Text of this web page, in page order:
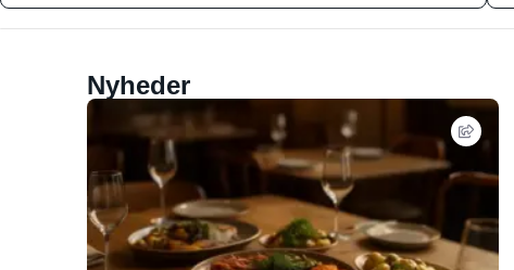
Nyheder